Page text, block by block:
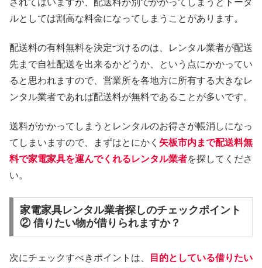
ルとしては割高な料金になってしまうことがあります。
配送料の有料無料を決定づけるのは、レンタル業者が配送
先まで自社配送を出来るかどうか、という点にかかってい
ると思われますので、営業所を各地方に所有する大きなレ
ンタル業者であれば配送料が無料であることが多いです。
送料がかかってしまうとレンタルのお得さが帳消しになっ
てしまいますので、まずはとにかく 矢板市内まで配送料無
料で家電家具を運んでくれるレンタル業者を探してくださ
い。
家電家具レンタル業者探しのチェックポイント
② 借りたい物が借りられますか？
次にチェックすべきポイントは、
目的としている借りたい